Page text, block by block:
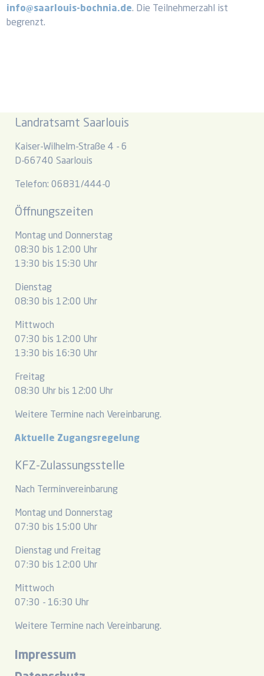
info@saarlouis-bochnia.de. Die Teilnehmerzahl ist
begrenzt.
Landratsamt Saarlouis
Kaiser-Wilhelm-Straße 4 - 6
D-66740 Saarlouis
Telefon: 06831/444-0
Öffnungszeiten
Montag und Donnerstag
08:30 bis 12:00 Uhr
13:30 bis 15:30 Uhr
Dienstag
08:30 bis 12:00 Uhr
Mittwoch
07:30 bis 12:00 Uhr
13:30 bis 16:30 Uhr
Freitag
08:30 Uhr bis 12:00 Uhr
Weitere Termine nach Vereinbarung.
Aktuelle Zugangsregelung
KFZ-Zulassungsstelle
Nach Terminvereinbarung
Montag und Donnerstag
07:30 bis 15:00 Uhr
Dienstag und Freitag
07:30 bis 12:00 Uhr
Mittwoch
07:30 - 16:30 Uhr
Weitere Termine nach Vereinbarung.
Impressum